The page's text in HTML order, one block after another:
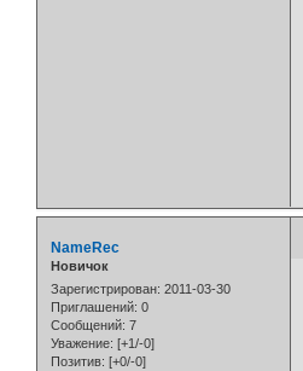
NameRec
Новичок
Зарегистрирован: 2011-03-30
Приглашений: 0
Сообщений: 7
Уважение: [+1/-0]
Позитив: [+0/-0]